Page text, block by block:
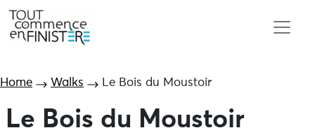
Home Walks Le Bois du Moustoir
Le Bois du Moustoir